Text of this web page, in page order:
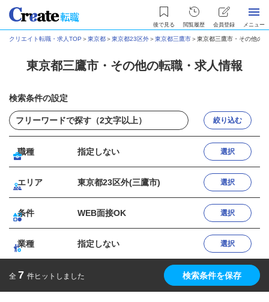
後で見る 閲覧履歴 会員登録 メニュー
クリエイト転職・求人TOP ＞東京都＞東京都23区外＞東京都三鷹市＞東京都三鷹市・その他の
東京都三鷹市・その他の転職・求人情報
検索条件の設定
絞り込む
職種 指定しない 選択
エリア 東京都23区外(三鷹市) 選択
条件 WEB面接OK 選択
業種 指定しない 選択
全 7 件ヒットしました 検索条件を保存